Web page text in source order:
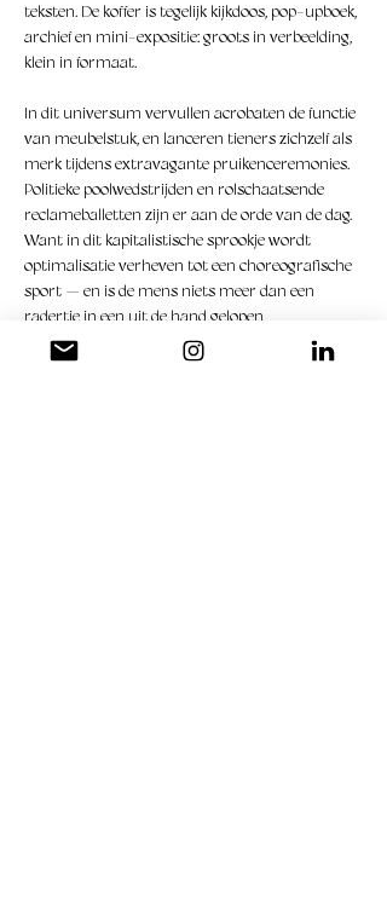
teksten. De koffer is tegelijk kijkdoos, pop-upboek,
archief en mini-expositie: groots in verbeelding,
klein in formaat.
In dit universum vervullen acrobaten de functie
van meubelstuk, en lanceren tieners zichzelf als
merk tijdens extravagante pruikenceremonies.
Politieke poolwedstrijden en rolschaatsende
reclameballetten zijn er aan de orde van de dag.
Want in dit kapitalistische sprookje wordt
optimalisatie verheven tot een choreografische
sport — en is de mens niets meer dan een
radertje in een uit de hand gelopen
productieproces.